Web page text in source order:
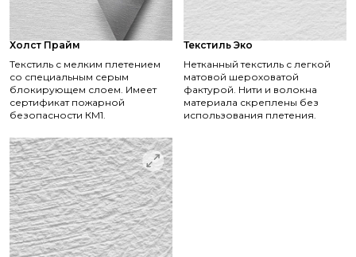
Холст Прайм
Текстиль с мелким плетением
со специальным серым
блокирующем слоем. Имеет
сертификат пожарной
безопасности КМ1.
Текстиль Эко
Нетканный текстиль с легкой
матовой шероховатой
фактурой. Нити и волокна
материала скреплены без
использования плетения.